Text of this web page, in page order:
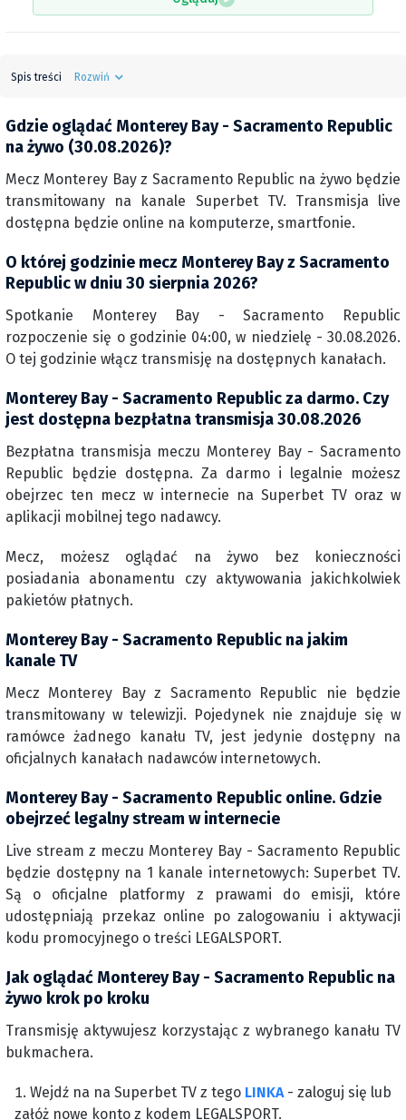
Spis treści Rozwiń
Gdzie oglądać Monterey Bay - Sacramento Republic
na żywo (30.08.2026)?
Mecz Monterey Bay z Sacramento Republic na żywo będzie
transmitowany na kanale Superbet TV. Transmisja live
dostępna będzie online na komputerze, smartfonie.
O której godzinie mecz Monterey Bay z Sacramento
Republic w dniu 30 sierpnia 2026?
Spotkanie Monterey Bay - Sacramento Republic
rozpoczenie się o godzinie 04:00, w niedzielę - 30.08.2026.
O tej godzinie włącz transmisję na dostępnych kanałach.
Monterey Bay - Sacramento Republic za darmo. Czy
jest dostępna bezpłatna transmisja 30.08.2026
Bezpłatna transmisja meczu Monterey Bay - Sacramento
Republic będzie dostępna. Za darmo i legalnie możesz
obejrzec ten mecz w internecie na Superbet TV oraz w
aplikacji mobilnej tego nadawcy.
Mecz, możesz oglądać na żywo bez konieczności
posiadania abonamentu czy aktywowania jakichkolwiek
pakietów płatnych.
Monterey Bay - Sacramento Republic na jakim
kanale TV
Mecz Monterey Bay z Sacramento Republic nie będzie
transmitowany w telewizji. Pojedynek nie znajduje się w
ramówce żadnego kanału TV, jest jedynie dostępny na
oficjalnych kanałach nadawców internetowych.
Monterey Bay - Sacramento Republic online. Gdzie
obejrzeć legalny stream w internecie
Live stream z meczu Monterey Bay - Sacramento Republic
będzie dostępny na 1 kanale internetowych: Superbet TV.
Są o oficjalne platformy z prawami do emisji, które
udostępniają przekaz online po zalogowaniu i aktywacji
kodu promocyjnego o treści LEGALSPORT.
Jak oglądać Monterey Bay - Sacramento Republic na
żywo krok po kroku
Transmisję aktywujesz korzystając z wybranego kanału TV
bukmachera.
Wejdź na na Superbet TV z tego LINKA- zaloguj się lub
załóż nowe konto z kodem LEGALSPORT.